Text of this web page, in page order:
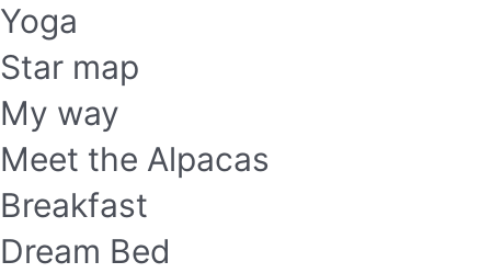
Yoga
Star map
My way
Meet the Alpacas
Breakfast
Dream Bed